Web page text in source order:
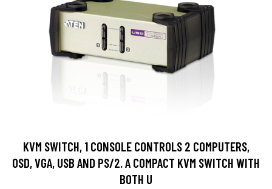
KVM SWITCH, 1 CONSOLE CONTROLS 2 COMPUTERS,
OSD, VGA, USB AND PS/2. A COMPACT KVM SWITCH WITH
BOTH U